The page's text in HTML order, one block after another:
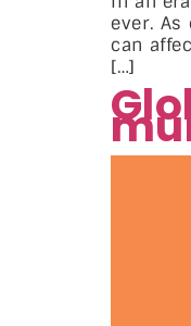
ever.
can
[…]